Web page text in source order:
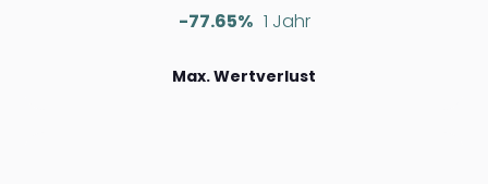
-77.65% 1 Jahr
Max. Wertverlust